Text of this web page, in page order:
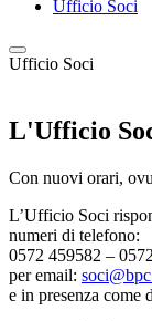
Ufficio Soci
Ufficio Soci
L'Ufficio
Con nuovi orari,
L’Ufficio Soci
numeri di telefono:
0572 459582 –
per email:
e in presenza come